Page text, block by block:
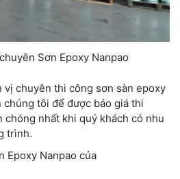
Sơn Epoxy Nanpao
vị chuyên thi công sơn sàn epoxy
chúng tôi để được báo giá thi
chóng nhất khi quý khách có nhu
trình.
Epoxy Nanpao của